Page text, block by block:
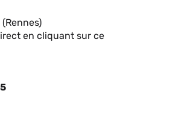
en cliquant sur ce